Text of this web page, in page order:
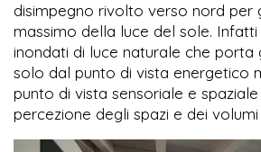
disimpegno rivolto verso nord per
massimo della luce del sole.
inondati di luce naturale che porta
solo dal punto di vista energetico
punto di vista sensoriale e
percezione degli spazi e dei volumi